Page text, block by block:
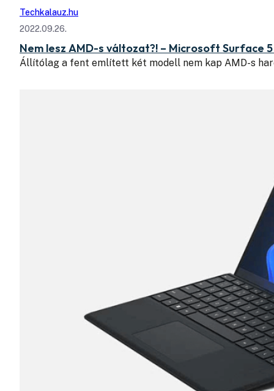
Techkalauz.hu
2022.09.26.
Nem lesz AMD-s változat?! – Microsoft
Állítólag a fent említett két modell nem kap AMD-s